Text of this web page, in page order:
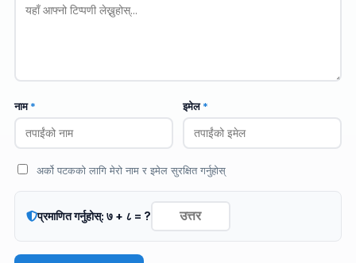
नाम* इमेल*
अर्को पटकको लागि मेरो नाम र इमेल सुरक्षित गर्नुहोस्
प्रमाणित गर्नुहोस्: ७ + ८ = ?